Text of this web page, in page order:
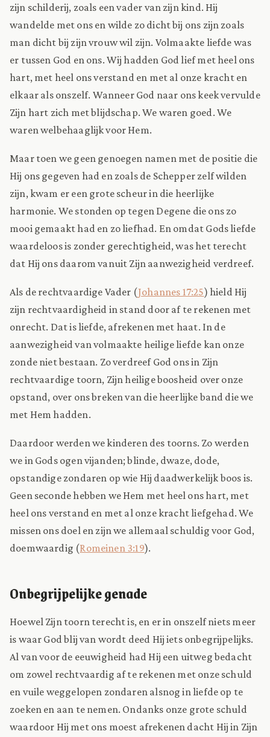
zijn schilderij, zoals een vader van zijn kind. Hij
wandelde met ons en wilde zo dicht bij ons zijn zoals
man dicht bij zijn vrouw wil zijn. Volmaakte liefde was
er tussen God en ons. Wij hadden God lief met heel ons
hart, met heel ons verstand en met al onze kracht en
elkaar als onszelf. Wanneer God naar ons keek vervulde
Zijn hart zich met blijdschap. We waren goed. We
waren welbehaaglijk voor Hem.
Maar toen we geen genoegen namen met de positie die
Hij ons gegeven had en zoals de Schepper zelf wilden
zijn, kwam er een grote scheur in die heerlijke
harmonie. We stonden op tegen Degene die ons zo
mooi gemaakt had en zo liefhad. En omdat Gods liefde
waardeloos is zonder gerechtigheid, was het terecht
dat Hij ons daarom vanuit Zijn aanwezigheid verdreef.
Als de rechtvaardige Vader (Johannes 17:25) hield Hij
zijn rechtvaardigheid in stand door af te rekenen met
onrecht. Dat is liefde, afrekenen met haat. In de
aanwezigheid van volmaakte heilige liefde kan onze
zonde niet bestaan. Zo verdreef God ons in Zijn
rechtvaardige toorn, Zijn heilige boosheid over onze
opstand, over ons breken van die heerlijke band die we
met Hem hadden.
Daardoor werden we kinderen des toorns. Zo werden
we in Gods ogen vijanden; blinde, dwaze, dode,
opstandige zondaren op wie Hij daadwerkelijk boos is.
Geen seconde hebben we Hem met heel ons hart, met
heel ons verstand en met al onze kracht liefgehad. We
missen ons doel en zijn we allemaal schuldig voor God,
doemwaardig (Romeinen 3:19).
Onbegrijpelijke genade
Hoewel Zijn toorn terecht is, en er in onszelf niets meer
is waar God blij van wordt deed Hij iets onbegrijpelijks.
Al van voor de eeuwigheid had Hij een uitweg bedacht
om zowel rechtvaardig af te rekenen met onze schuld
en vuile weggelopen zondaren alsnog in liefde op te
zoeken en aan te nemen. Ondanks onze grote schuld
waardoor Hij met ons moest afrekenen dacht Hij in Zijn